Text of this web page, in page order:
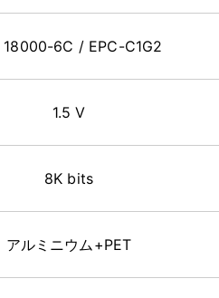
18000-6C / EPC-C1G2
1.5 V
8K bits
アルミニウム+PET